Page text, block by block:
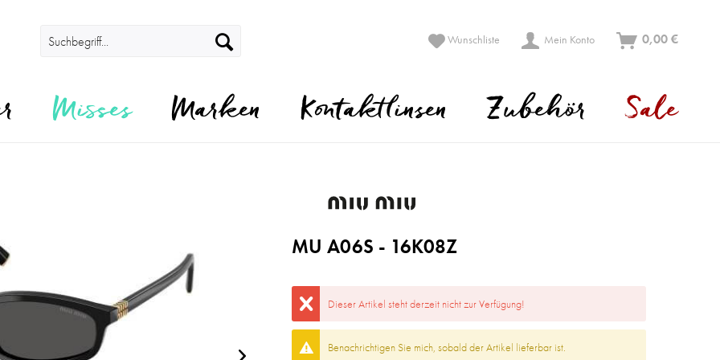
Wunschliste Mein Konto 0,00 €
Misses Marken Kontaktlinsen Zubehör Sale
MU A06S - 16K08Z
Dieser Artikel steht derzeit nicht zur Verfügung!
Benachrichtigen Sie mich, sobald der Artikel lieferbar ist.